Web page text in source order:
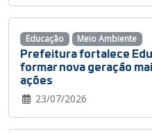
Prefeitura fortalece
formar nova geração
ações
23/07/2026
Educação Meio Ambiente